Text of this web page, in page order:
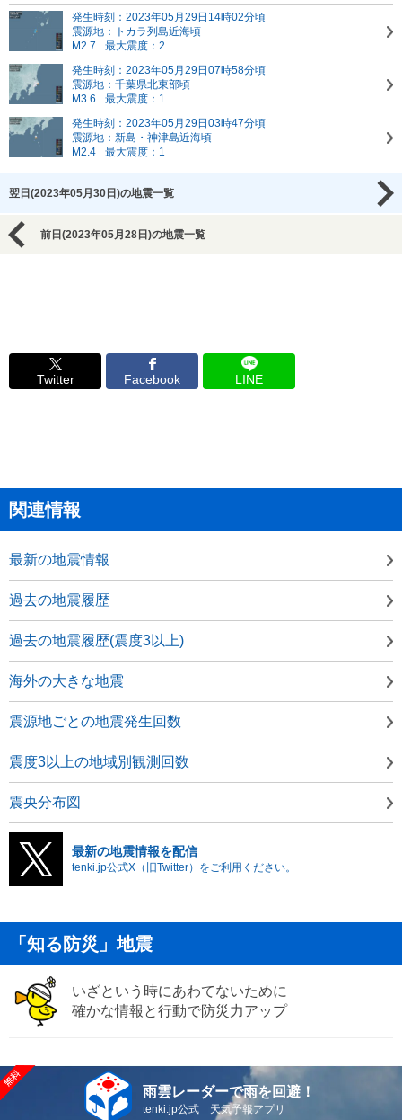
発生時刻：2023年05月29日14時02分頃
震源地：トカラ列島近海頃
M2.7
最大震度：2
発生時刻：2023年05月29日07時58分頃
震源地：千葉県北東部頃
M3.6
最大震度：1
発生時刻：2023年05月29日03時47分頃
震源地：新島・神津島近海頃
M2.4
最大震度：1
翌日(2023年05月30日)の地震一覧
前日(2023年05月28日)の地震一覧
Twitter Facebook LINE
関連情報
最新の地震情報
過去の地震履歴
過去の地震履歴(震度3以上)
海外の大きな地震
震源地ごとの地震発生回数
震度3以上の地域別観測回数
震央分布図
最新の地震情報を配信
tenki.jp公式X（旧Twitter）をご利用ください。
「知る防災」地震
いざという時にあわてないために
確かな情報と行動で防災力アップ
雨雲レーダーで雨を回避！
tenki.jp公式 天気予報アプリ